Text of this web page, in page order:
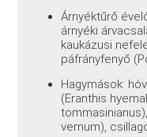
Árnyéktűrő
árnyéki
kaukázusi
páfrányfenyő
Hagymások:
(Eranthis
vernum),